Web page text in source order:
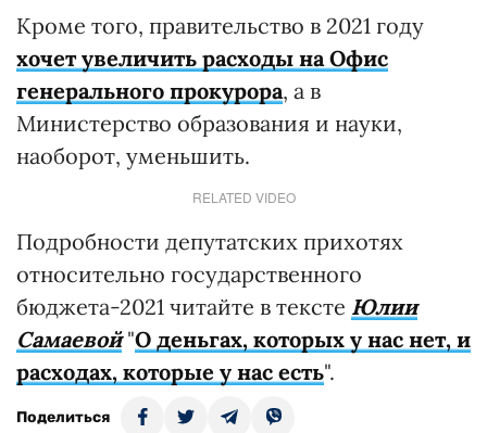
Кроме того, правительство в 2021 году
хочет увеличить расходы на Офис
генерального прокурора, а в
Министерство образования и науки,
наоборот, уменьшить.
RELATED VIDEO
Подробности депутатских прихотях
относительно государственного
бюджета-2021 читайте в тексте Юлии
Самаевой"О деньгах, которых у нас нет, и
расходах, которые у нас есть".
Поделиться